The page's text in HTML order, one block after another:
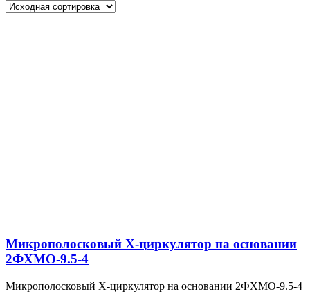
Микрополосковый X-циркулятор на основании
2ФХМО-9.5-4
Микрополосковый X-циркулятор на основании 2ФХМО-9.5-4